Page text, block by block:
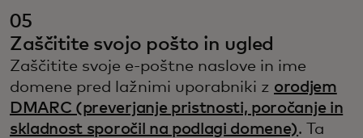
05
Zaščitite svojo pošto in ugled
Zaščitite svoje e-poštne naslove in ime
domene pred lažnimi uporabniki z orodjem
DMARC (preverjanje pristnosti, poročanje in
skladnost sporočil na podlagi domene). Ta